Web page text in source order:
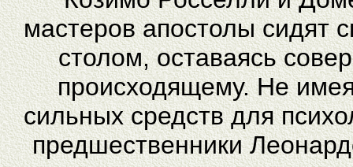
мастеров апостолы сидят
столом, оставаясь
происходящему. Не
сильных средств для
предшественники